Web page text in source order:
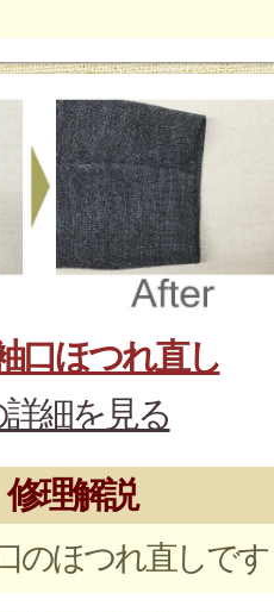
ほつれ直し
細を見る
理解説
のほつれ直しです